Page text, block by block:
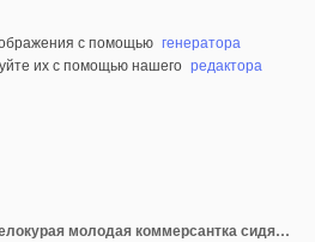
с помощью генератора
их с помощью нашего редактора
Предусмотренная белокурая молодая коммерсантка сидя на рабочем месте в офисе